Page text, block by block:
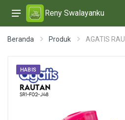
Reny Swalayanku
Beranda Produk AGATIS
HABIS